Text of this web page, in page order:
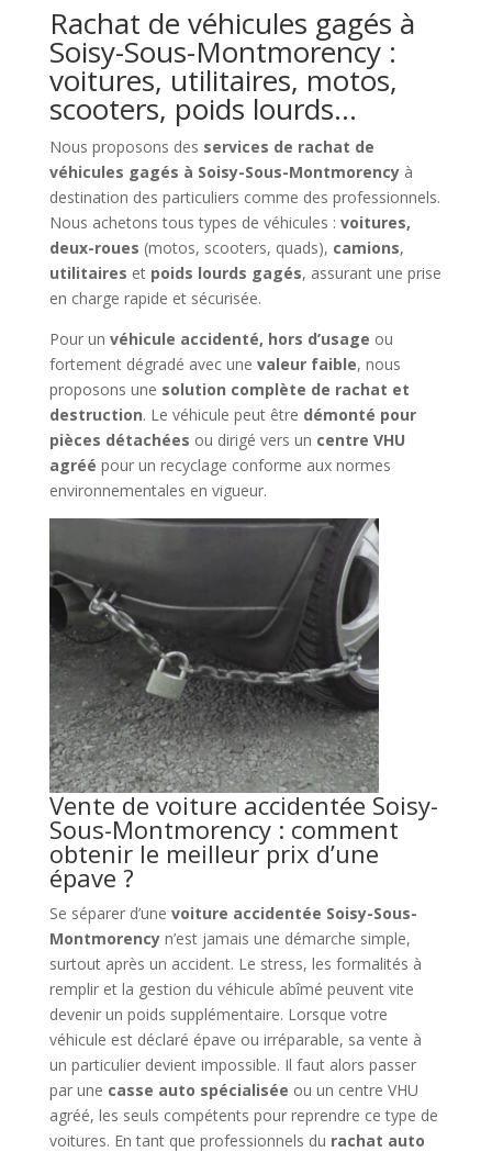
Rachat de véhicules gagés à
Soisy-Sous-Montmorency :
voitures, utilitaires, motos,
scooters, poids lourds…
Nous proposons des services de rachat de
véhicules gagés à Soisy-Sous-Montmorencyà
destination des particuliers comme des professionnels.
Nous achetons tous types de véhicules : voitures,
deux-roues (motos, scooters, quads), camions,
utilitaires et poids lourds gagés, assurant une prise
en charge rapide et sécurisée.
Pour un véhicule accidenté, hors d’usage ou
fortement dégradé avec une valeur faible, nous
proposons une solution complète de rachat et
destruction. Le véhicule peut être démonté pour
pièces détachées ou dirigé vers un centre VHU
agréé pour un recyclage conforme aux normes
environnementales en vigueur.
Vente de voiture accidentée Soisy-
Sous-Montmorency : comment
obtenir le meilleur prix d’une
épave ?
Se séparer d’une voiture accidentée Soisy-Sous-
Montmorencyn’est jamais une démarche simple,
surtout après un accident. Le stress, les formalités à
remplir et la gestion du véhicule abîmé peuvent vite
devenir un poids supplémentaire. Lorsque votre
véhicule est déclaré épave ou irréparable, sa vente à
un particulier devient impossible. Il faut alors passer
par une casse auto spécialisée ou un centre VHU
agréé, les seuls compétents pour reprendre ce type de
voitures. En tant que professionnels du rachat auto